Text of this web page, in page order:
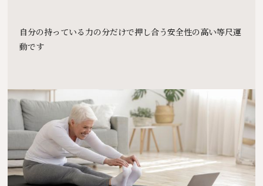
自分の持っている力の分だけで押し合う安全性の高い等尺運
動です